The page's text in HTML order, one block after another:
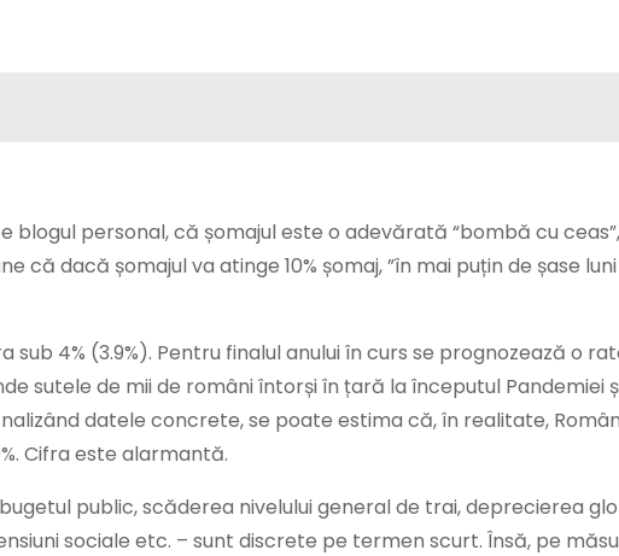
personal, că șomajul este o adevărată “bombă cu
că dacă șomajul va atinge 10% șomaj, ”în mai puțin de șase
sub 4% (3.9%). Pentru finalul anului în curs se prognozează o
sutele de mii de români întorși în țară la începutul Pandemiei
datele concrete, se poate estima că, în realitate,
Cifra este alarmantă.
public, scăderea nivelului general de trai, deprecierea
sociale etc. – sunt discrete pe termen scurt. Însă, pe